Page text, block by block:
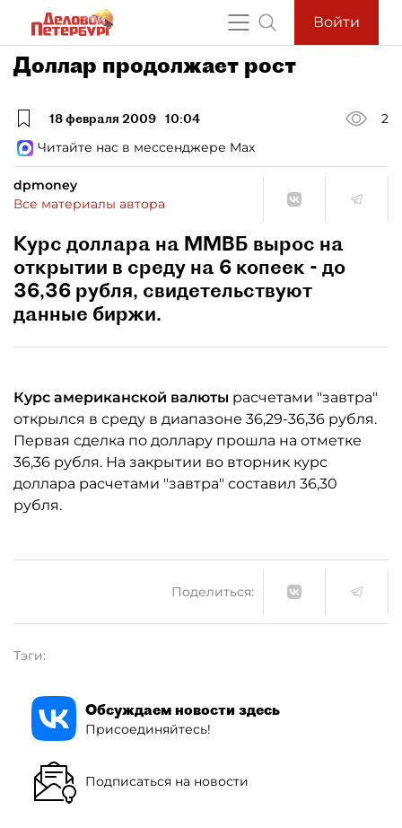
Войти
Доллар продолжает рост
18 февраля 2009 10:04
2
Читайте нас в мессенджере Max
dpmoney
Все материалы автора
Курс доллара на ММВБ вырос на
открытии в среду на 6 копеек - до
36,36 рубля, свидетельствуют
данные биржи.
Курс американской валюты расчетами "завтра"
открылся в среду в диапазоне 36,29-36,36 рубля.
Первая сделка по доллару прошла на отметке
36,36 рубля. На закрытии во вторник курс
доллара расчетами "завтра" составил 36,30
рубля.
Поделиться:
Тэги:
Обсуждаем новости здесь
Присоединяйтесь!
Подписаться на новости